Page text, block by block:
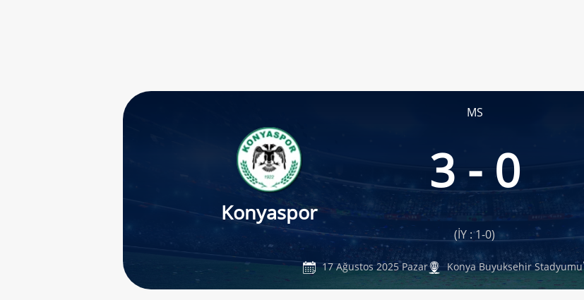
MS
Konyaspor
3 - 0
(İY : 1-0)
17 Ağustos 2025 Pazar Konya Buyuksehir Stadyumu